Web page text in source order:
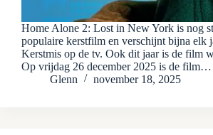
Home Alone 2: Lost in New York is nog
populaire kerstfilm en verschijnt bijna elk
Kerstmis op de tv. Ook dit jaar is de film
Op vrijdag 26 december 2025 is de film…
Glenn
november 18, 2025